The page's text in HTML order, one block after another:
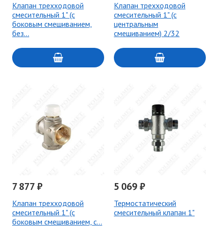
Клапан трехходовой
смесительный 1" (с
боковым смешиванием,
без…
Клапан трехходовой
смесительный 1" (с
центральным
смешиванием) 2/32
7 877 ₽
Клапан трехходовой
смесительный 1" (с
боковым смешиванием, с…
5 069 ₽
Термостатический
смесительный клапан 1"